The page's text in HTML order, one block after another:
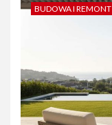
BUDOWA I REMONT